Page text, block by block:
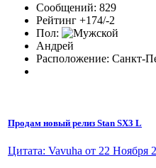
Сообщений: 829
Рейтинг +174/-2
Пол:
Андрей
Расположение: Санкт-
Продам новый релиз Stan SX3 L
Цитата: Vavuha от 22 Ноября